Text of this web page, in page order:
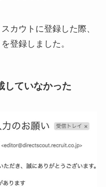
カウトに登録した際、
登録しました。
していなかった